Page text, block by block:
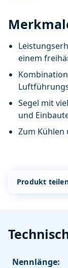
einem
Segel mit
und
Zum Kühlen
Produkt
Nennlänge: